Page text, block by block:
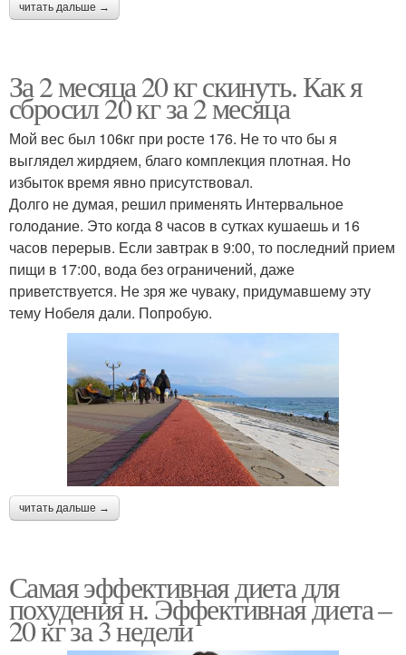
читать дальше →
За 2 месяца 20 кг скинуть. Как я
сбросил 20 кг за 2 месяца
Мой вес был 106кг при росте 176. Не то что бы я
выглядел жирдяем, благо комплекция плотная. Но
избыток время явно присутствовал.
Долго не думая, решил применять Интервальное
голодание. Это когда 8 часов в сутках кушаешь и 16
часов перерыв. Если завтрак в 9:00, то последний прием
пищи в 17:00, вода без ограничений, даже
приветствуется. Не зря же чуваку, придумавшему эту
тему Нобеля дали. Попробую.
читать дальше →
Самая эффективная диета для
похудения н. Эффективная диета –
20 кг за 3 недели